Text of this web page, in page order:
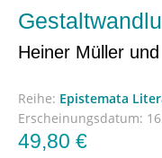
Heiner Müller
Reihe: Epistemata
Erscheinungsdatum:
49,80 €